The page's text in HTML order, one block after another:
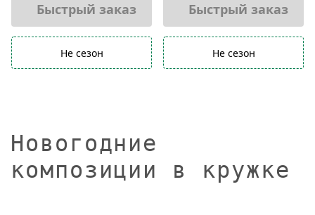
Быстрый заказ
Не сезон
Быстрый заказ
Не сезон
Новогодние
композиции в кружке